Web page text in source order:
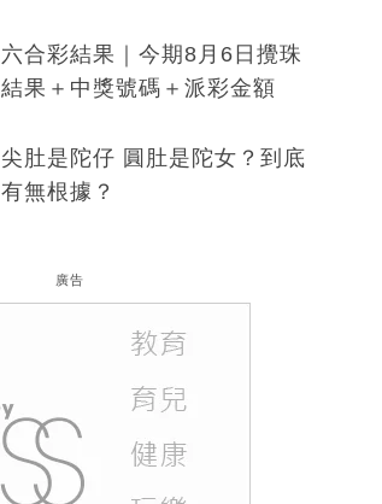
六合彩結果｜今期8月6日攪珠
結果＋中獎號碼＋派彩金額
尖肚是陀仔 圓肚是陀女？到底
有無根據？
廣告